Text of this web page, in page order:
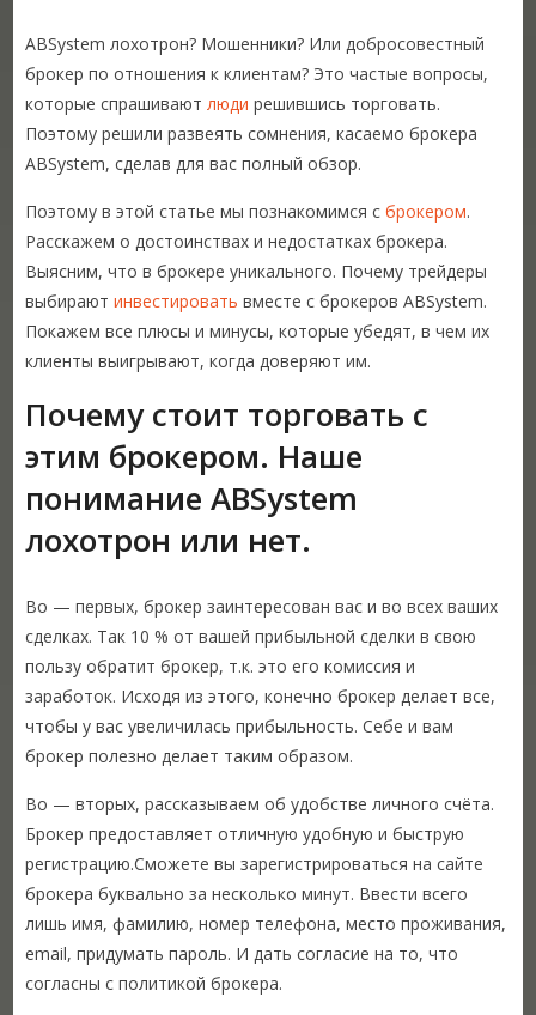
ABSystem лохотрон? Мошенники? Или добросовестный
брокер по отношения к клиентам? Это частые вопросы,
которые спрашиваютлюди решившись торговать.
Поэтому решили развеять сомнения, касаемо брокера
ABSystem, сделав для вас полный обзор.
Поэтому в этой статье мы познакомимся сброкером.
Расскажем о достоинствах и недостатках брокера.
Выясним, что в брокере уникального. Почему трейдеры
выбираютинвестировать вместе с брокеров ABSystem.
Покажем все плюсы и минусы, которые убедят, в чем их
клиенты выигрывают, когда доверяют им.
Почему стоит торговать с
этим брокером. Наше
понимание ABSystem
лохотрон или нет.
Во — первых, брокер заинтересован вас и во всех ваших
сделках. Так 10 % от вашей прибыльной сделки в свою
пользу обратит брокер, т.к. это его комиссия и
заработок. Исходя из этого, конечно брокер делает все,
чтобы у вас увеличилась прибыльность. Себе и вам
брокер полезно делает таким образом.
Во — вторых, рассказываем об удобстве личного счёта.
Брокер предоставляет отличную удобную и быструю
регистрацию.Сможете вы зарегистрироваться на сайте
брокера буквально за несколько минут. Ввести всего
лишь имя, фамилию, номер телефона, место проживания,
email, придумать пароль. И дать согласие на то, что
согласны с политикой брокера.